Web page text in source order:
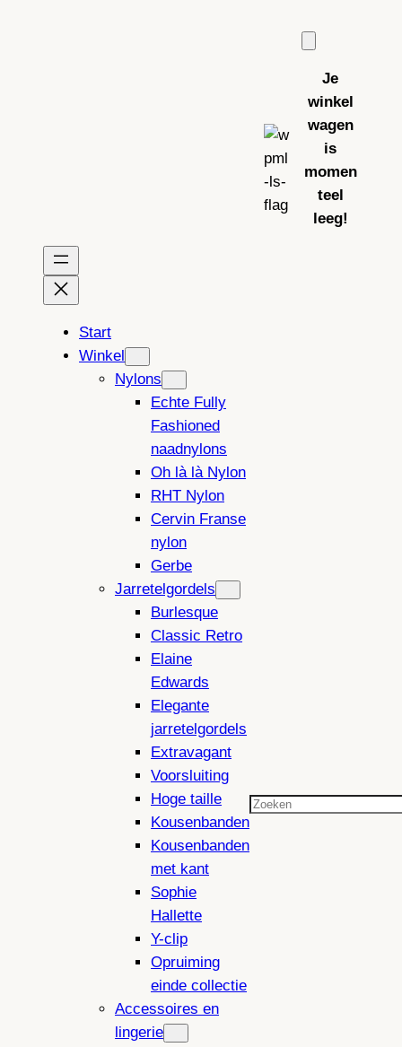
Je
winkel
wagen
is
momen
teel
leeg!
Start
Winkel
Nylons
Echte Fully
Fashioned
naadnylons
Oh là là Nylon
RHT Nylon
Cervin Franse
nylon
Gerbe
Jarretelgordels
Burlesque
Classic Retro
Elaine
Edwards
Elegante
jarretelgordels
Extravagant
Voorsluiting
Hoge taille
Kousenbanden
Kousenbanden
met kant
Sophie
Hallette
Y-clip
Opruiming
einde collectie
Accessoires en
lingerie
Zoeken